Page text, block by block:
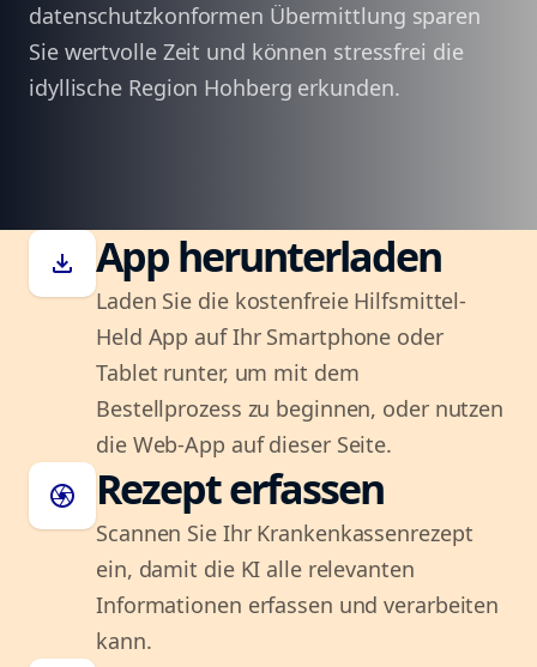
datenschutzkonformen Übermittlung sparen
Sie wertvolle Zeit und können stressfrei die
idyllische Region Hohberg erkunden.
download App herunterladen
Laden Sie die kostenfreie Hilfsmittel-
Held App auf Ihr Smartphone oder
Tablet runter, um mit dem
Bestellprozess zu beginnen, oder nutzen
die Web-App auf dieser Seite.
camera Rezept erfassen
Scannen Sie Ihr Krankenkassenrezept
ein, damit die KI alle relevanten
Informationen erfassen und verarbeiten
kann.